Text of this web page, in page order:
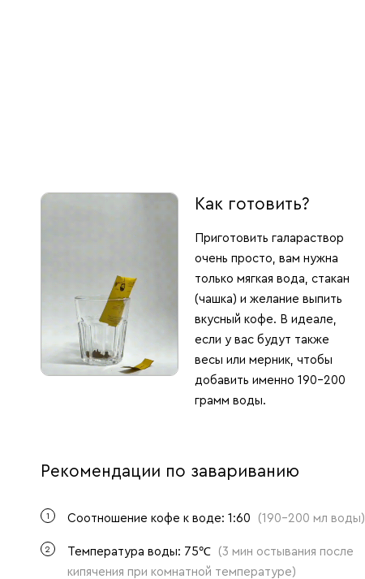
Как готовить?
Приготовить галараствор
очень просто, вам нужна
только мягкая вода, стакан
(чашка) и желание выпить
вкусный кофе. В идеале,
если у вас будут также
весы или мерник, чтобы
добавить именно 190-200
грамм воды.
Рекомендации по завариванию
1 Соотношение кофе к воде: 1:60 (190-200 мл воды)
2 Температура воды: 75℃
(3 мин остывания после
кипячения при комнатной температуре)